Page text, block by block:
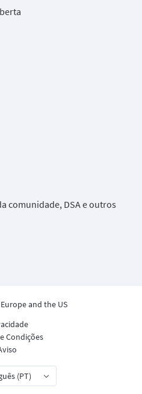
comunidade, DSA e outros
and the US
Condições
(PT)